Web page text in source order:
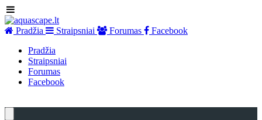
Pradžia Straipsniai Forumas
Facebook
Pradžia
Straipsniai
Forumas
Facebook